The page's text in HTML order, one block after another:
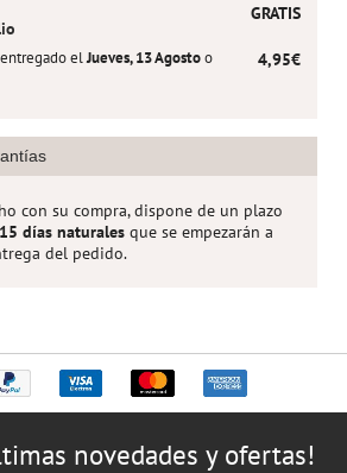
GRATIS
4,95€
elJueves, 13 Agostoo
con su compra, dispone de un plazo
15 días naturales que se empezarán a
del pedido.
novedades y ofertas!